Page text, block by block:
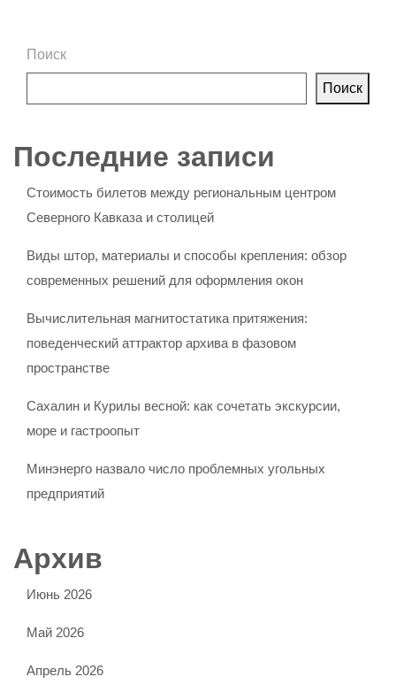
Поиск
Поиск
Последние записи
Стоимость билетов между региональным центром
Северного Кавказа и столицей
Виды штор, материалы и способы крепления: обзор
современных решений для оформления окон
Вычислительная магнитостатика притяжения:
поведенческий аттрактор архива в фазовом
пространстве
Сахалин и Курилы весной: как сочетать экскурсии,
море и гастроопыт
Минэнерго назвало число проблемных угольных
предприятий
Архив
Июнь 2026
Май 2026
Апрель 2026